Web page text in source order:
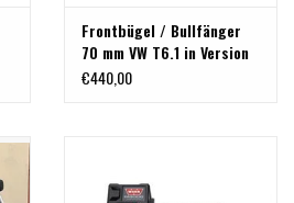
Frontbügel / Bullfänger
70 mm VW T6.1 in Version
poliert oder schwarz
€440,00